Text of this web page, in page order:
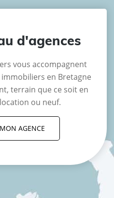
d'agences
vous accompagnent
en Bretagne
terrain que ce soit en
ou neuf.
AGENCE